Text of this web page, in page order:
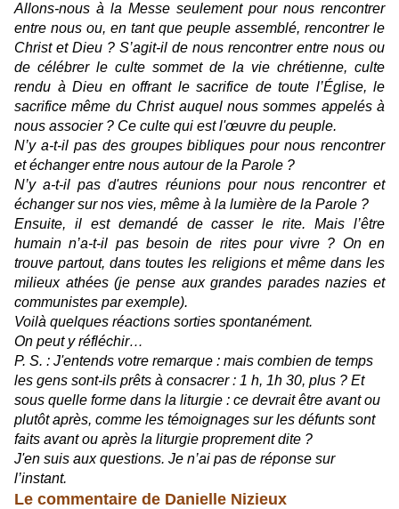
Allons-nous à la Messe seulement pour nous rencontrer
entre nous ou, en tant que peuple assemblé, rencontrer le
Christ et Dieu ? S’agit-il de nous rencontrer entre nous ou
de célébrer le culte sommet de la vie chrétienne, culte
rendu à Dieu en offrant le sacrifice de toute l’Église, le
sacrifice même du Christ auquel nous sommes appelés à
nous associer ? Ce culte qui est l'œuvre du peuple.
N’y a-t-il pas des groupes bibliques pour nous rencontrer
et échanger entre nous autour de la Parole ?
N’y a-t-il pas d'autres réunions pour nous rencontrer et
échanger sur nos vies, même à la lumière de la Parole ?
Ensuite, il est demandé de casser le rite. Mais l’être
humain n’a-t-il pas besoin de rites pour vivre ? On en
trouve partout, dans toutes les religions et même dans les
milieux athées (je pense aux grandes parades nazies et
communistes par exemple).
Voilà quelques réactions sorties spontanément.
On peut y réfléchir…
P. S. : J'entends votre remarque : mais combien de temps
les gens sont-ils prêts à consacrer : 1 h, 1h 30, plus ? Et
sous quelle forme dans la liturgie : ce devrait être avant ou
plutôt après, comme les témoignages sur les défunts sont
faits avant ou après la liturgie proprement dite ?
J'en suis aux questions. Je n’ai pas de réponse sur
l’instant.
Le commentaire de Danielle Nizieux